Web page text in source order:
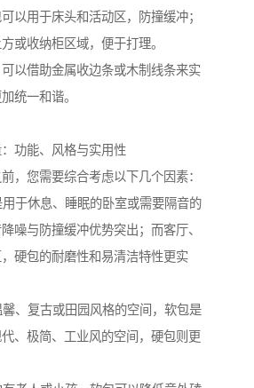
以用于床头和活动区，防撞缓冲；
或收纳柜区域，便于打理。
以借助金属收边条或木制线条来实
统一和谐。
功能、风格与实用性
，您需要综合考虑以下几个因素：
于休息、睡眠的卧室或需要隔音的
噪与防撞缓冲优势突出；而客厅、
硬包的耐磨性和易清洁特性更实
、复古或田园风格的空间，软包是
、极简、工业风的空间，硬包则更